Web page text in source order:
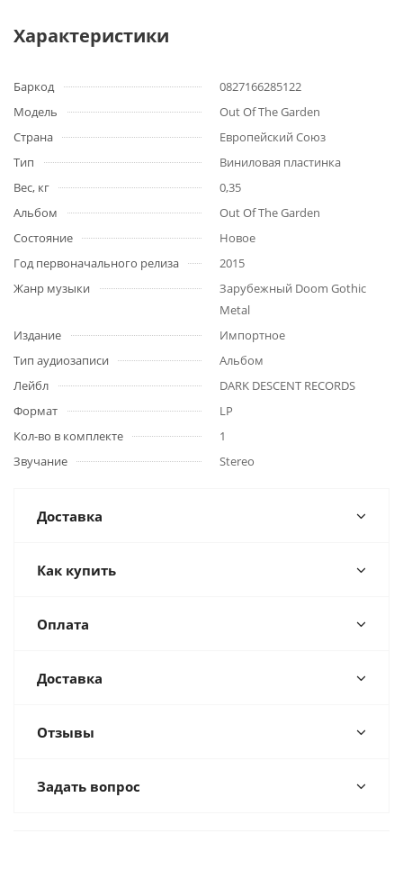
Характеристики
Баркод
0827166285122
Модель
Out Of The Garden
Страна
Европейский Союз
Тип
Виниловая пластинка
Вес, кг
0,35
Альбом
Out Of The Garden
Состояние
Новое
Год первоначального релиза
2015
Жанр музыки
Зарубежный Doom Gothic
Metal
Издание
Импортное
Тип аудиозаписи
Альбом
Лейбл
DARK DESCENT RECORDS
Формат
LP
Кол-во в комплекте
1
Звучание
Stereo
Доставка
Как купить
Оплата
Доставка
Отзывы
Задать вопрос